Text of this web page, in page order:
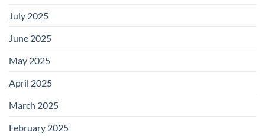
July 2025
June 2025
May 2025
April 2025
March 2025
February 2025